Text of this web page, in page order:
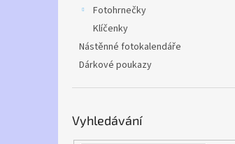
Fotohrnečky
Klíčenky
Nástěnné fotokalendáře
Dárkové poukazy
Vyhledávání